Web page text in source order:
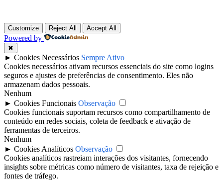
Customize Reject All Accept All
Powered by
✖
► Cookies Necessários Sempre Ativo
Cookies necessários ativam recursos essenciais do site como logins
seguros e ajustes de preferências de consentimento. Eles não
armazenam dados pessoais.
Nenhum
► Cookies Funcionais Observação
Cookies funcionais suportam recursos como compartilhamento de
conteúdo em redes sociais, coleta de feedback e ativação de
ferramentas de terceiros.
Nenhum
► Cookies Analíticos Observação
Cookies analíticos rastreiam interações dos visitantes, fornecendo
insights sobre métricas como número de visitantes, taxa de rejeição e
fontes de tráfego.